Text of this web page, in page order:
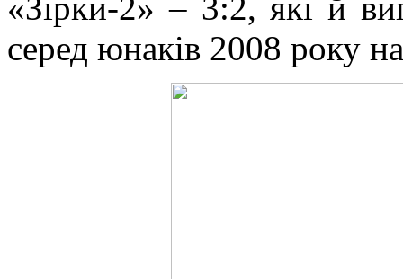
серед юнаків 2008 року